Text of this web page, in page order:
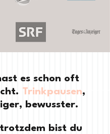
es schon oft
Trinkpausen,
bewusster.
bist du